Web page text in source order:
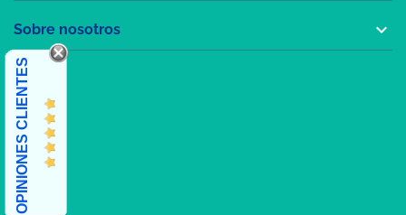
Sobre nosotros 
OPINIONES CLIENTES